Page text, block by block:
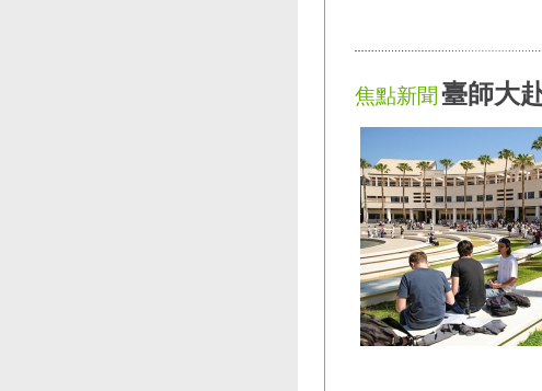
焦點新聞臺師大